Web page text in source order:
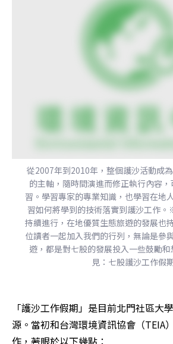
從2007年到2010年，整個護沙活動成
的主軸，隨時間演進而修正執行內容
習。學習專家的專業知識，也學習在地
習如何將學到的技術落實到護沙工作
持續進行，在地優質生態旅遊的發展也
位讀者一起加入我們的行列，無論是參
遊，都是對七股的發展投入一些鼓勵
見：七股護沙工作假
「護沙工作假期」是目前北門社區大
源。當初和台灣環境資訊協會（TEIA
作，著眼於以下幾點：